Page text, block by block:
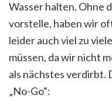
Wasser halten. Ohne
vorstelle, haben wir
leider auch viel zu
müssen, da wir nicht
als nächstes verdirbt.
„No-Go“: